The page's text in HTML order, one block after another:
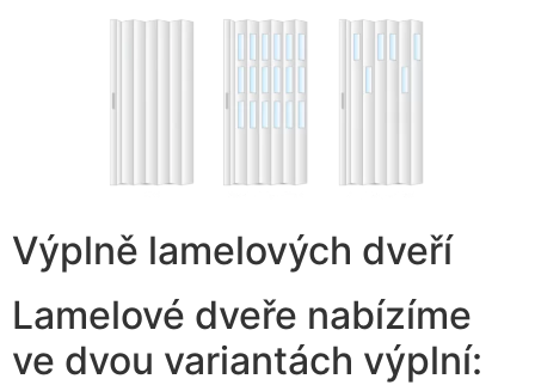
Výplně lamelových dveří
Lamelové dveře nabízíme
ve dvou variantách výplní: